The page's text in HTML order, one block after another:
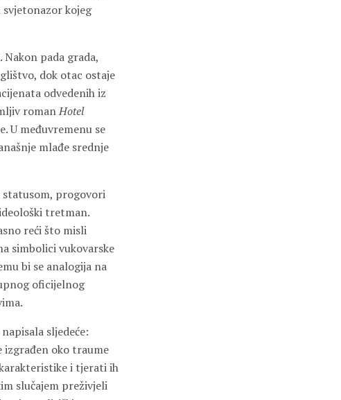
kojeg
pada grada,
dok otac ostaje
odvedenih iz
romanHotel
U međuvremenu se
mlađe srednje
statusom, progovori
tretman.
reći što misli
simbolici vukovarske
bi se analogija na
oficijelnog
sljedeće:
izgrađen oko traume
i tjerati ih
slučajem preživjeli